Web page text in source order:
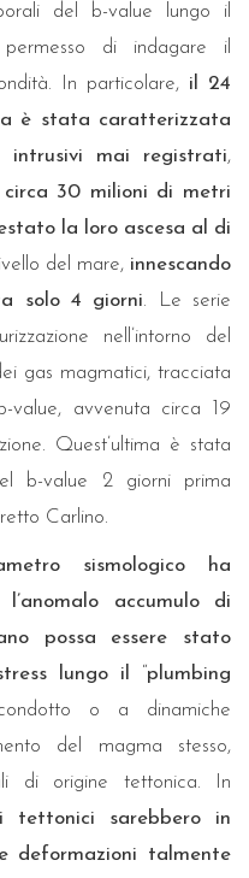
del b-value lungo il
di indagare il
In particolare, il 24
è stata caratterizzata
mai registrati,
30 milioni di metri
la loro ascesa al di
del mare, innescando
solo 4 giorni. Le serie
nell’intorno del
gas magmatici, tracciata
avvenuta circa 19
Quest’ultima è stata
b-value 2 giorni prima
Carlino.
sismologico ha
accumulo di
possa essere stato
lungo il
“plumbing
o a dinamiche
del magma stesso,
di origine tettonica. In
tettonici sarebbero in
deformazioni talmente